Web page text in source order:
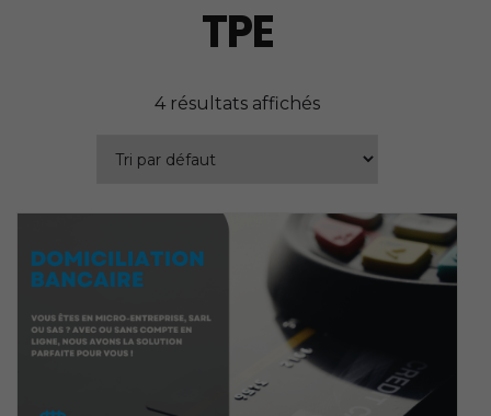
TPE
4 résultats affichés